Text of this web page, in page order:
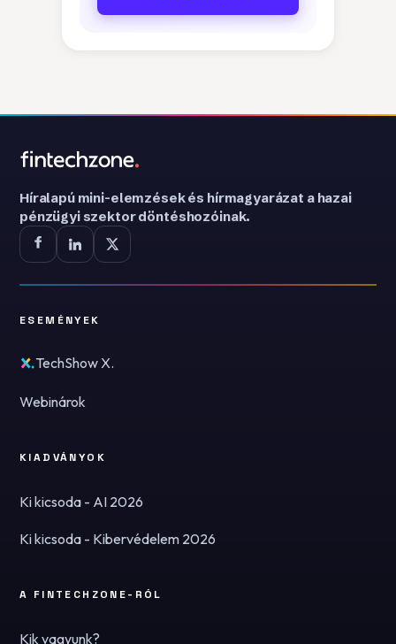
Híralapú mini-elemzések és hírmagyarázat a hazai
pénzügyi szektor döntéshozóinak.
ESEMÉNYEK
TechShow X.
Webinárok
KIADVÁNYOK
Ki kicsoda - AI 2026
Ki kicsoda - Kibervédelem 2026
A FINTECHZONE-RÓL
Kik vagyunk?